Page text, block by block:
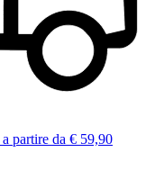
a partire da € 59,90